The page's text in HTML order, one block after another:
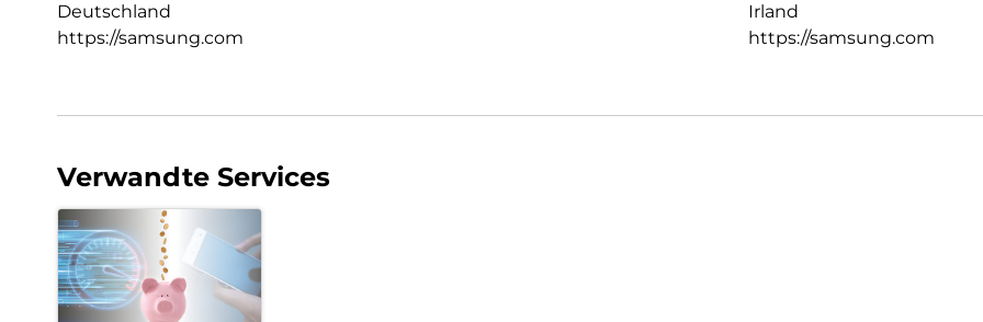
Deutschland
https://samsung.com
Irland
https://samsung.com
Verwandte Services